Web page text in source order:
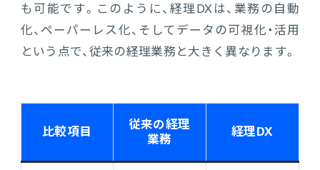
も可能です。このように、経理DXは、業務の自動
化、ペーパーレス化、そしてデータの可視化・活用
という点で、従来の経理業務と大きく異なります。
比較項目
従来の経理
業務
経理DX